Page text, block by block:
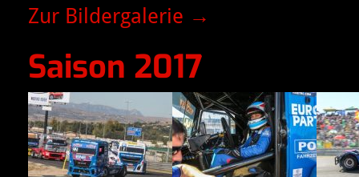
Zur Bildergalerie →
Saison 2017